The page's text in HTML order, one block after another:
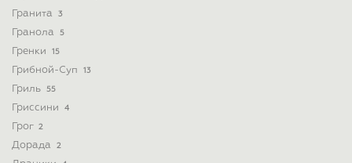
Гранита 3
Гранола 5
Гренки 15
Грибной-Суп 13
Гриль 55
Гриссини 4
Грог 2
Дорада 2